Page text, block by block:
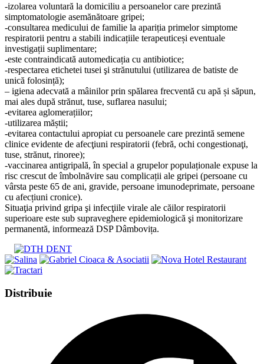
-izolarea voluntară la domiciliu a persoanelor care prezintă
simptomatologie asemănătoare gripei;
-consultarea medicului de familie la apariția primelor simptome
respiratorii pentru a stabili indicațiile terapeuticeși eventuale
investigații suplimentare;
-este contraindicată automedicația cu antibiotice;
-respectarea etichetei tusei şi strănutului (utilizarea de batiste de
unică folosință);
– igiena adecvată a mâinilor prin spălarea frecventă cu apă și săpun,
mai ales după strănut, tuse, suflarea nasului;
-evitarea aglomerațiilor;
-utilizarea măștii;
-evitarea contactului apropiat cu persoanele care prezintă semene
clinice evidente de afecţiuni respiratorii (febră, ochi congestionaţi,
tuse, strănut, rinoree);
-vaccinarea antigripală, în special a grupelor populaționale expuse la
risc crescut de îmbolnăvire sau complicații ale gripei (persoane cu
vârsta peste 65 de ani, gravide, persoane imunodeprimate, persoane
cu afecțiuni cronice).
Situaţia privind gripa şi infecţiile virale ale căilor respiratorii
superioare este sub supraveghere epidemiologică şi monitorizare
permanentă, informează DSP Dâmbovița.
DistribuieShare
window